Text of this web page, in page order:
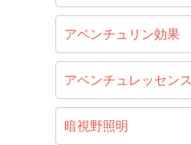
アベンチュリン効果
アベンチュレッセンス
暗視野照明